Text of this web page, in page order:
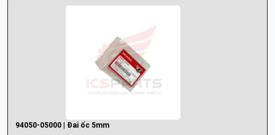
94050-05000 | Đai ốc 5mm